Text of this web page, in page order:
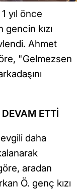
yıl önce
gencin kızı
Ahmet
"Gelmezsen
ETTİ
daha
aradan
Ö. genç kızı